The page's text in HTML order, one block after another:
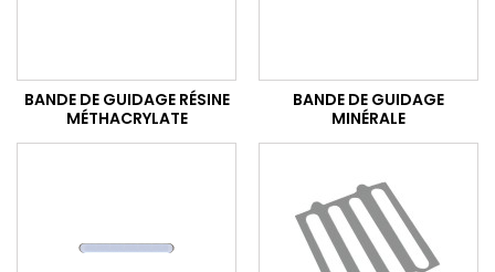
BANDE DE GUIDAGE RÉSINE
MÉTHACRYLATE
BANDE DE GUIDAGE
MINÉRALE